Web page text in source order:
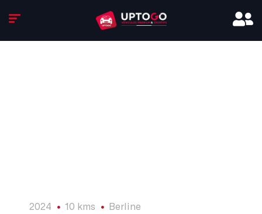
2024 10 kms Berline